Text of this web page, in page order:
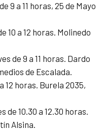
9 a 11 horas, 25 de Mayo
10 a 12 horas. Molinedo
de 9 a 11 horas. Dardo
de Escalada.
12 horas. Burela 2035,
de 10.30 a 12.30 horas.
Alsina.